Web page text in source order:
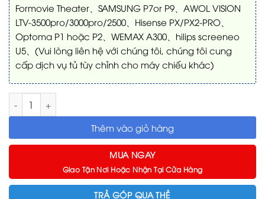
Formovie Theater、SAMSUNG P7or P9、AWOL VISION
LTV-3500pro/3000pro/2500、Hisense PX/PX2-PRO、
Optoma P1 hoặc P2、WEMAX A300、hilips screeneo
U5、(Vui lòng liên hệ với chúng tôi, chúng tôi cung
cấp dịch vụ tủ tùy chỉnh cho máy chiếu khác)
Mô-đun trượt máy chiếu tự động VIVIDSTORM số lượng
Thêm vào giỏ hàng
MUA NGAY
Giao Tận Nơi Hoặc Nhận Tại Cửa Hàng
TRẢ GÓP QUA THẺ